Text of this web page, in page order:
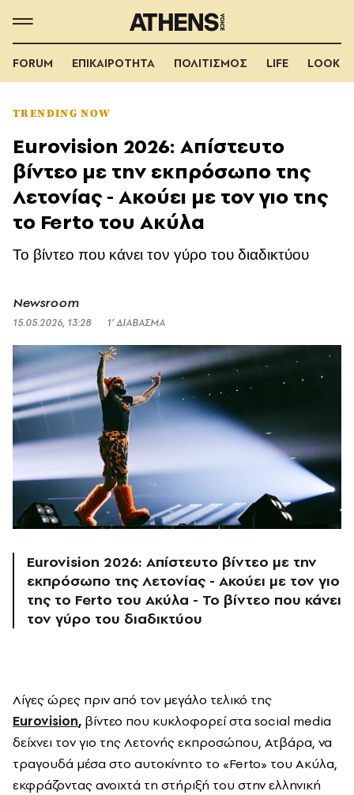
FORUM ΕΠΙΚΑΙΡΟΤΗΤΑ ΠΟΛΙΤΙΣΜΟΣ LIFE LOOK
TRENDING NOW
Eurovision 2026: Απίστευτο
βίντεο με την εκπρόσωπο της
Λετονίας - Ακούει με τον γιο της
το Ferto του Ακύλα
Το βίντεο που κάνει τον γύρο του διαδικτύου
Newsroom
15.05.2026, 13:28 1’ ΔΙΑΒΑΣΜΑ
Eurovision 2026: Απίστευτο βίντεο με την
εκπρόσωπο της Λετονίας - Ακούει με τον γιο
της το Ferto του Ακύλα - Το βίντεο που κάνει
τον γύρο του διαδικτύου
Λίγες ώρες πριν από τον μεγάλο τελικό της
Eurovision, βίντεο που κυκλοφορεί στα social media
δείχνει τον γιο της Λετονής εκπροσώπου, Ατβάρα, να
τραγουδά μέσα στο αυτοκίνητο το «Ferto» του Ακύλα,
εκφράζοντας ανοιχτά τη στήριξή του στην ελληνική